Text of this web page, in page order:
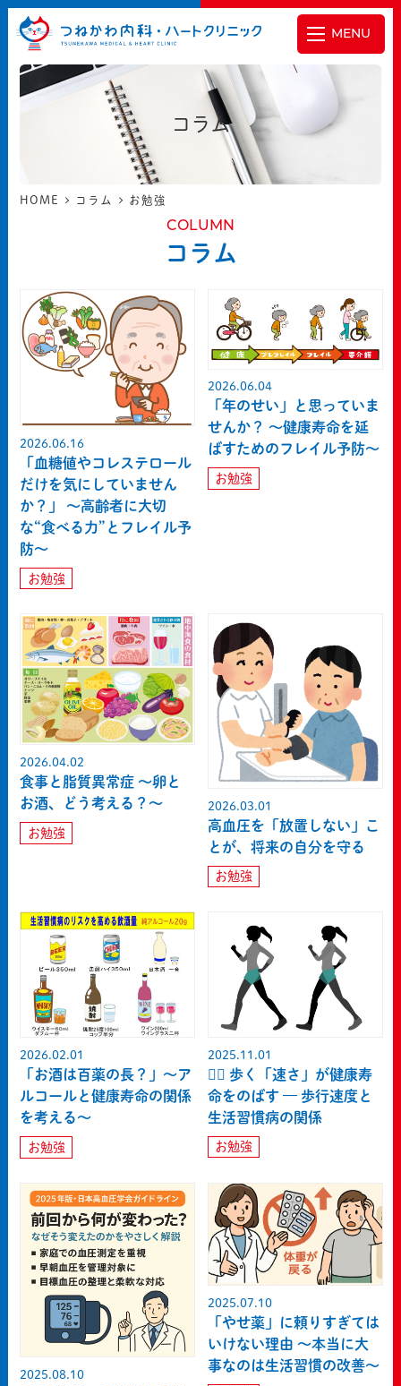
MENU
コラム
HOME コラム お勉強
COLUMN
コラム
2026.06.16
「血糖値やコレステロール
だけを気にしていません
か？」 ～高齢者に大切
な“食べる力”とフレイル予
防～
お勉強
2026.06.04
「年のせい」と思っていま
せんか？ ～健康寿命を延
ばすためのフレイル予防～
お勉強
2026.04.02
食事と脂質異常症 〜卵と
お酒、どう考える？〜
お勉強
2026.03.01
高血圧を「放置しない」こ
とが、将来の自分を守る
お勉強
2026.02.01
「お酒は百薬の長？」〜ア
ルコールと健康寿命の関係
を考える〜
お勉強
2025.11.01
🏃‍♀️ 歩く「速さ」が健康寿
命をのばす — 歩行速度と
生活習慣病の関係
お勉強
2025.08.10
2025.07.10
「やせ薬」に頼りすぎては
いけない理由 〜本当に大
事なのは生活習慣の改善〜